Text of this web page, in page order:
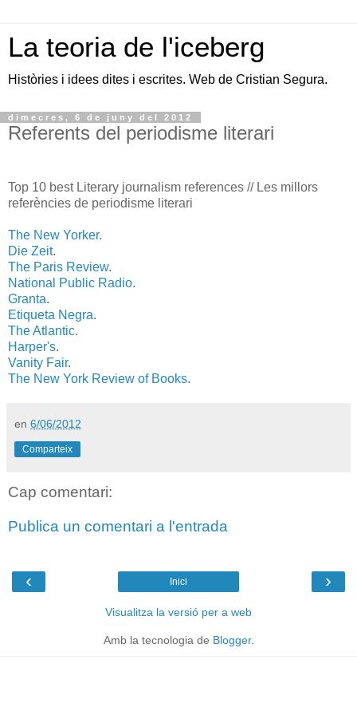
La teoria de l'iceberg
Històries i idees dites i escrites. Web de Cristian Segura.
dimecres, 6 de juny del 2012
Referents del periodisme literari
Top 10 best Literary journalism references // Les millors
referències de periodisme literari
The New Yorker.
Die Zeit.
The Paris Review.
National Public Radio.
Granta.
Etiqueta Negra.
The Atlantic.
Harper's.
Vanity Fair.
The New York Review of Books.
en 6/06/2012
Comparteix
Cap comentari:
Publica un comentari a l'entrada
‹ ›
Inici
Visualitza la versió per a web
Amb la tecnologia de Blogger.